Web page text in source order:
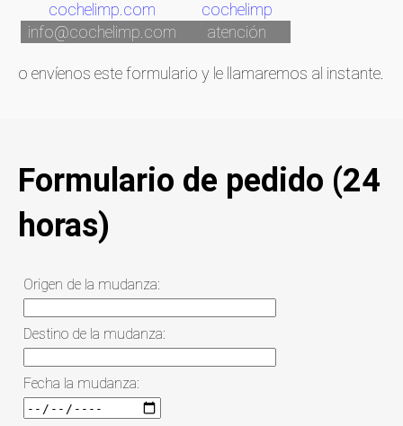
info@cochelimp.com atención
o envíenos este formulario y le llamaremos al instante.
Formulario de pedido (24
horas)
Origen de la mudanza:
Destino de la mudanza:
Fecha la mudanza: